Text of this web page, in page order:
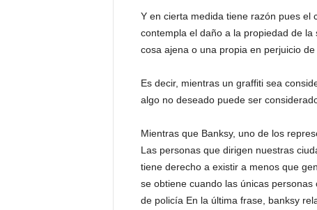
Y en cierta medida tiene razón pues el
contempla el daño a la propiedad de la
cosa ajena o una propia en perjuicio de
Es decir, mientras un graffiti sea
algo no deseado puede ser
Mientras que Banksy, uno de los
Las personas que dirigen nuestras
tiene derecho a existir a menos que
se obtiene cuando las únicas
de policía En la última frase, banksy